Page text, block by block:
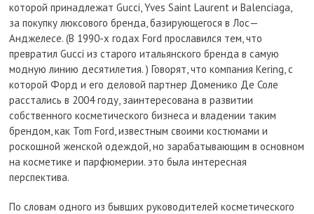
которой принадлежат Gucci, Yves Saint Laurent и Balenciaga,
за покупку люксового бренда, базирующегося в Лос—
Анджелесе. (В 1990-х годах Ford прославился тем, что
превратил Gucci из старого итальянского бренда в самую
модную линию десятилетия. ) Говорят, что компания Kering, с
которой Форд и его деловой партнер Доменико Де Соле
расстались в 2004 году, заинтересована в развитии
собственного косметического бизнеса и владении таким
брендом, как Tom Ford, известным своими костюмами и
роскошной женской одеждой, но зарабатывающим в основном
на косметике и парфюмерии. это была интересная
перспектива.
По словам одного из бывших руководителей косметического